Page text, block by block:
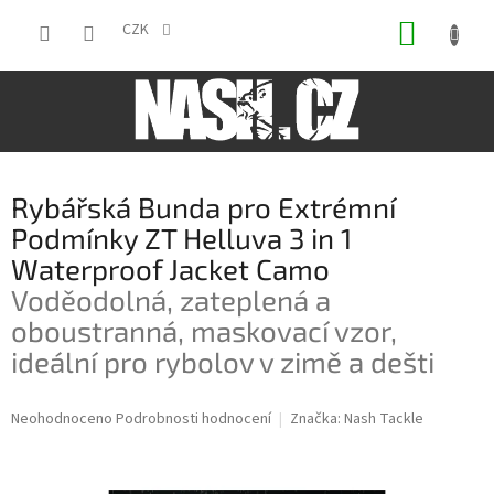
CZK
Rybářská Bunda pro Extrémní
Podmínky ZT Helluva 3 in 1
Waterproof Jacket Camo
Voděodolná, zateplená a
oboustranná, maskovací vzor,
ideální pro rybolov v zimě a dešti
Průměrné
Neohodnoceno Podrobnosti hodnocení Značka: Nash Tackle